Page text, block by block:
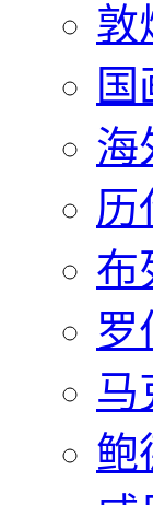
敦
国
海
历
布
罗
马
鲍